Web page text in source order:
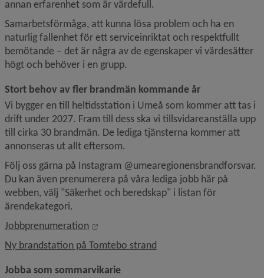
annan erfarenhet som är värdefull.
Samarbetsförmåga, att kunna lösa problem och ha en
naturlig fallenhet för ett serviceinriktat och respektfullt
bemötande – det är några av de egenskaper vi värdesätter
högt och behöver i en grupp.
Stort behov av fler brandmän kommande år
Vi bygger en till heltidsstation i Umeå som kommer att tas i
drift under 2027. Fram till dess ska vi tillsvidareanställa upp
till cirka 30 brandmän. De lediga tjänsterna kommer att
annonseras ut allt eftersom.
Följ oss gärna på Instagram @umearegionensbrandforsvar.
Du kan även prenumerera på våra lediga jobb här på
webben, välj "Säkerhet och beredskap" i listan för
ärendekategori.
Jobbprenumeration
Länk till annan webbplats, öppnas i
Ny brandstation på Tomtebo strand
Jobba som sommarvikarie